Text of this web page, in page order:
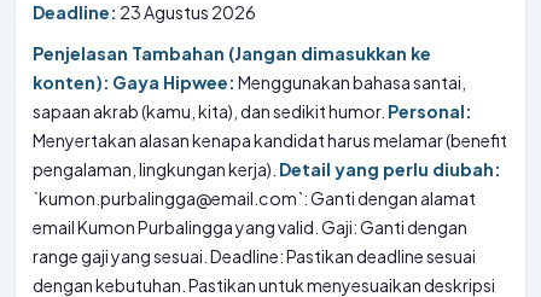
Deadline: 23 Agustus 2026
Penjelasan Tambahan (Jangan dimasukkan ke
konten): Gaya Hipwee: Menggunakan bahasa santai,
sapaan akrab (kamu, kita), dan sedikit humor. Personal:
Menyertakan alasan kenapa kandidat harus melamar (benefit
pengalaman, lingkungan kerja). Detail yang perlu diubah:
`kumon.purbalingga@email.com`: Ganti dengan alamat
email Kumon Purbalingga yang valid. Gaji: Ganti dengan
range gaji yang sesuai. Deadline: Pastikan deadline sesuai
dengan kebutuhan. Pastikan untuk menyesuaikan deskripsi